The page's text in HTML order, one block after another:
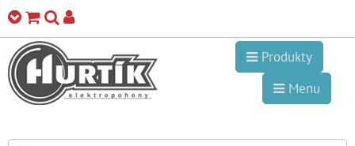
Produkty
Menu